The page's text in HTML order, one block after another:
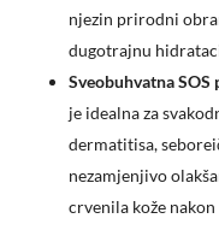
njezin prirodni
dugotrajnu
Sveobuhvatna SOS
je idealna za
dermatitisa,
nezamjenjivo
crvenila kože